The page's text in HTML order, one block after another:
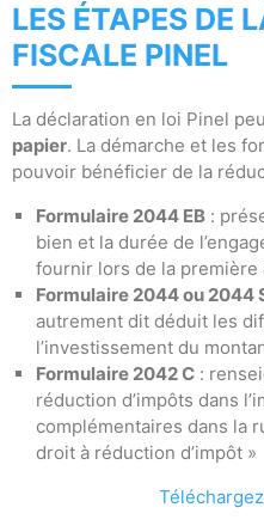
LES ÉTAPES DE
FISCALE PINEL
La déclaration en loi Pinel
papier. La démarche et les
pouvoir bénéficier de la
Formulaire 2044 EB :
bien et la durée de
fournir lors de la première
Formulaire 2044 ou 2044
autrement dit déduit les
l’investissement du
Formulaire 2042 C :
réduction d’impôts dans
complémentaires dans la
droit à réduction d’impôt »